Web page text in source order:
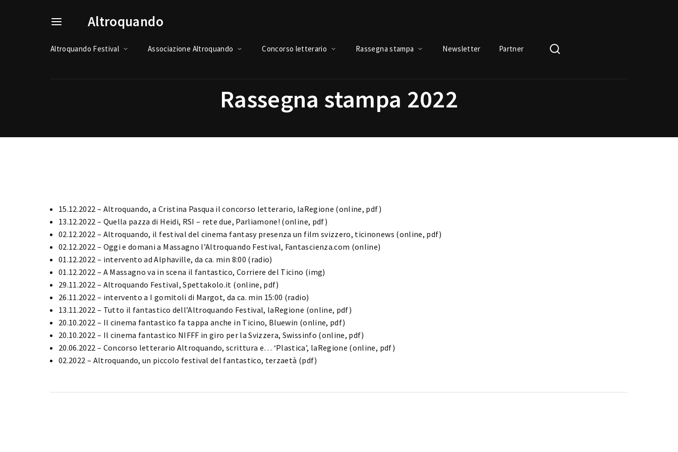
Altroquando
Altroquando Festival Associazione Altroquando Concorso letterario Rassegna stampa Newsletter Partner
Rassegna stampa 2022
15.12.2022 – Altroquando, a Cristina Pasqua il concorso letterario, laRegione (online, pdf)
13.12.2022 – Quella pazza di Heidi, RSI – rete due, Parliamone! (online, pdf)
02.12.2022 – Altroquando, il festival del cinema fantasy presenza un film svizzero, ticinonews (online, pdf)
02.12.2022 – Oggi e domani a Massagno l’Altroquando Festival, Fantascienza.com (online)
01.12.2022 – intervento ad Alphaville, da ca. min 8:00 (radio)
01.12.2022 – A Massagno va in scena il fantastico, Corriere del Ticino (img)
29.11.2022 – Altroquando Festival, Spettakolo.it (online, pdf)
26.11.2022 – intervento a I gomitoli di Margot, da ca. min 15:00 (radio)
13.11.2022 – Tutto il fantastico dell’Altroquando Festival, laRegione (online, pdf)
20.10.2022 – Il cinema fantastico fa tappa anche in Ticino, Bluewin (online, pdf)
20.10.2022 – Il cinema fantastico NIFFF in giro per la Svizzera, Swissinfo (online, pdf)
20.06.2022 – Concorso letterario Altroquando, scrittura e… ‘Plastica’, laRegione (online, pdf)
02.2022 – Altroquando, un piccolo festival del fantastico, terzaetà (pdf)
Login Register
Username or Email Address
Remember Me